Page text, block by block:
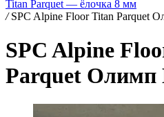
Titan Parquet — ёлочка 8 мм
/ SPC Alpine Floor Titan Parquet
SPC Alpine
Parquet Олимп